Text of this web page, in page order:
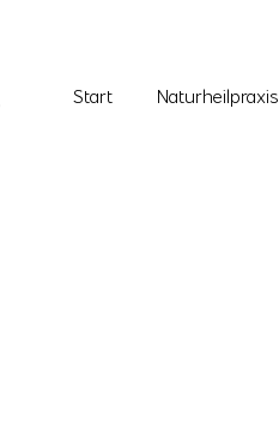
Start Naturheilpraxis